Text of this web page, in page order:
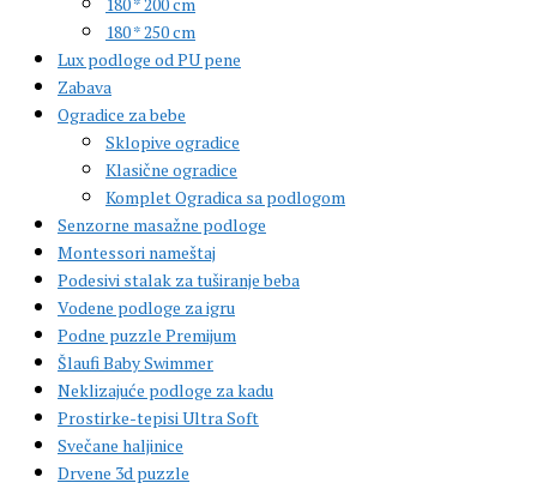
180 * 250 cm
Lux podloge od PU pene
Zabava
Ogradice za bebe
Sklopive ogradice
Klasične ogradice
Komplet Ogradica sa podlogom
Senzorne masažne podloge
Montessori nameštaj
Podesivi stalak za tuširanje beba
Vodene podloge za igru
Podne puzzle Premijum
Šlaufi Baby Swimmer
Neklizajuće podloge za kadu
Prostirke-tepisi Ultra Soft
Svečane haljinice
Drvene 3d puzzle